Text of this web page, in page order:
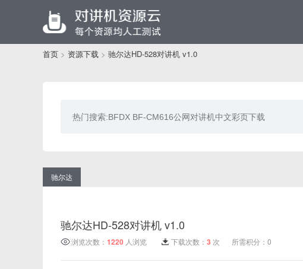
首页 > 资源下载 > 驰尔达HD-528对讲机 v1.0
驰尔达
驰尔达HD-528对讲机 v1.0
浏览次数： 1220 人浏览 下载次数： 3 次 所需积分：0